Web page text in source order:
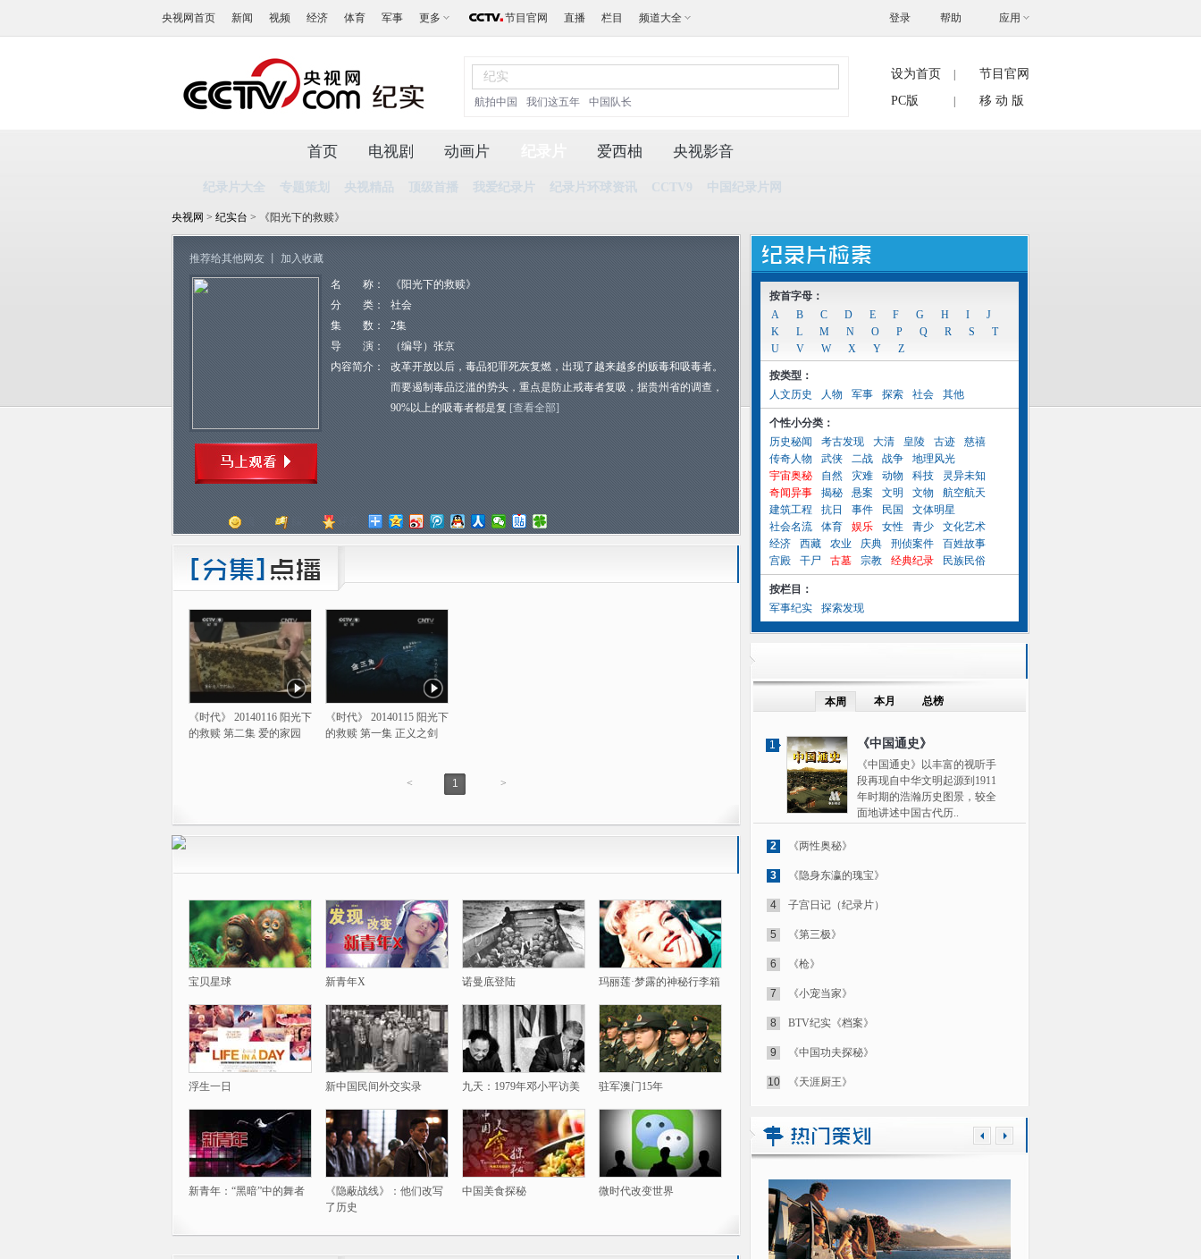
央视网首页 新闻 视频 经济 体育 军事 更多 节目官网 直播 栏目 频道大全 帮助 应用
登录
航拍中国 我们这五年 中国队长
设为首页
节目官网
PC版
移 动 版
首页 电视剧 动画片
纪录片大全 专题策划 央视精品 顶级首播 我爱纪录片 纪录片环球资讯 CCTV9 中国纪录片网
爱西柚 央视影音
央视网 > 纪实台 > 《阳光下的救赎》
推荐给其他网友 加入收藏
名 称：
《阳光下的救赎》
分 类：
社会
集 数：
2集
导 演：
（编导）张京
内容简介：
改革开放以后，毒品犯罪死灰复燃，出现了越来越多的贩毒和吸毒者。
而要遏制毒品泛滥的势头，重点是防止戒毒者复吸，据贵州省的调查，
90%以上的吸毒者都是复 [查看全部]
《时代》 20140116 阳光下
的救赎 第二集 爱的家园
《时代》 20140115 阳光下
的救赎 第一集 正义之剑
< 1 >
宝贝星球 新青年X 诺曼底登陆 玛丽莲·梦露的神秘行李箱
浮生一日 新中国民间外交实录 九天：1979年邓小平访美 驻军澳门15年
新青年：“黑暗”中的舞者
《隐蔽战线》：他们改写
了历史
中国美食探秘 微时代改变世界
按首字母：
A
B C D E F G H I
J
K
L M N O P Q R S
T
U
V W X Y Z
按类型：
人文历史
人物 军事 探索 社会 其他
个性小分类：
历史秘闻
考古发现 大清 皇陵 古迹
慈禧
传奇人物
武侠 二战 战争
地理风光
宇宙奥秘
自然 灾难 动物 科技
灵异未知
奇闻异事
揭秘 悬案 文明 文物
航空航天
建筑工程
抗日 事件 民国
文体明星
社会名流
体育 娱乐 女性 青少
文化艺术
经济
西藏 农业 庆典 刑侦案件
百姓故事
宫殿
干尸 古墓 宗教 经典纪录 民族民俗
按栏目：
军事纪实
探索发现
本周 本月 总榜
1 《中国通史》
《中国通史》以丰富的视听手
段再现自中华文明起源到1911
年时期的浩瀚历史图景，较全
面地讲述中国古代历..
2 《两性奥秘》
3 《隐身东瀛的瑰宝》
4 子宫日记（纪录片）
5 《第三极》
6 《枪》
7 《小宠当家》
8 BTV纪实《档案》
9 《中国功夫探秘》
10 《天涯厨王》